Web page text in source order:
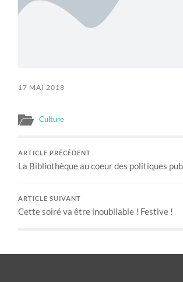
17 MAI 2018
Culture
ARTICLE PRÉCÉDENT
La Bibliothèque au coeur des politiques
ARTICLE SUIVANT
Cette soiré va être inoubliable ! Festive !